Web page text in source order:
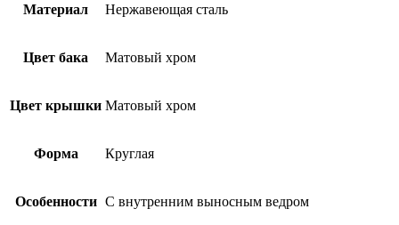
Материал Нержавеющая сталь
Цвет бака Матовый хром
Цвет крышки Матовый хром
Форма Круглая
Особенности С внутренним выносным ведром